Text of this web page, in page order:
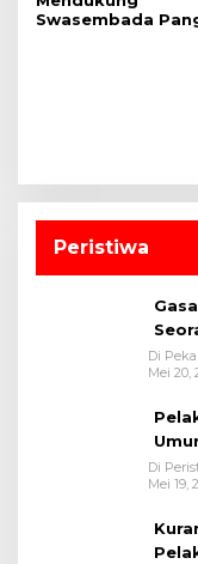
Swasembada
Peristiwa
Di
Mei 20,
Di
Mei 19,